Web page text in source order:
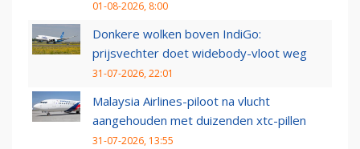
01-08-2026, 8:00
Donkere wolken boven IndiGo:
prijsvechter doet widebody-vloot weg
31-07-2026, 22:01
Malaysia Airlines-piloot na vlucht
aangehouden met duizenden xtc-pillen
31-07-2026, 13:55